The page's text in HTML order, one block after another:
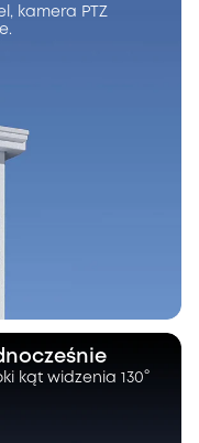
kamera PTZ
kąt widzenia 130°